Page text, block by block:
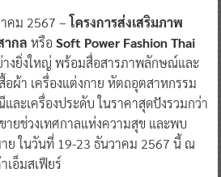
คม 2567 – โครงการส่งเสริมภาพ
กล หรือ Soft Power Fashion Thai
างยิ่งใหญ่ พร้อมสื่อสารภาพลักษณ์และ
ผ้า เครื่องแต่งกาย หัตถอุตสาหกรรม
ะเครื่องประดับ ในราคาสุดปังรวมกว่า
ายช่วงเทศกาลแห่งความสุข และพบ
ย ในวันที่ 19-23 ธันวาคม 2567 นี้ ณ
เอ็มสเฟียร์